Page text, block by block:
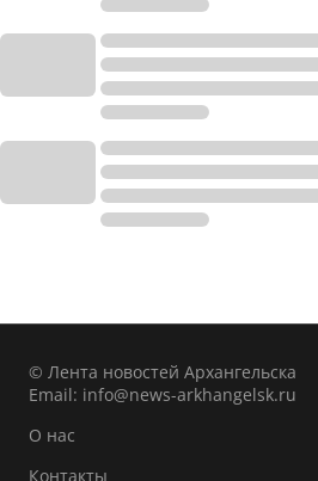
© Лента новостей Архангельска
Email: info@news-arkhangelsk.ru
О нас
Контакты